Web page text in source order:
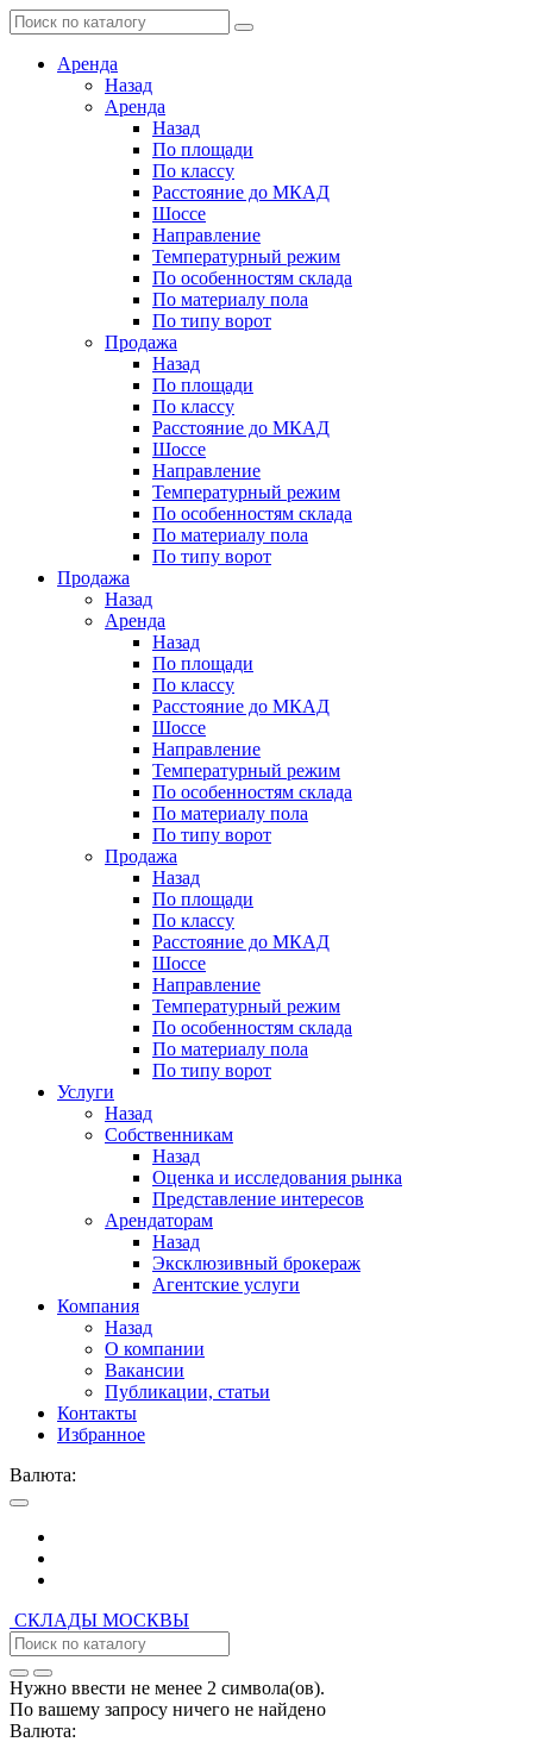
Аренда
Назад
Аренда
Назад
По площади
По классу
Расстояние до МКАД
Шоссе
Направление
Температурный режим
По особенностям склада
По материалу пола
По типу ворот
Продажа
Назад
По площади
По классу
Расстояние до МКАД
Шоссе
Направление
Температурный режим
По особенностям склада
По материалу пола
По типу ворот
Продажа
Назад
Аренда
Назад
По площади
По классу
Расстояние до МКАД
Шоссе
Направление
Температурный режим
По особенностям склада
По материалу пола
По типу ворот
Продажа
Назад
По площади
По классу
Расстояние до МКАД
Шоссе
Направление
Температурный режим
По особенностям склада
По материалу пола
По типу ворот
Услуги
Назад
Собственникам
Назад
Оценка и исследования рынка
Представление интересов
Арендаторам
Назад
Эксклюзивный брокераж
Агентские услуги
Компания
Назад
О компании
Вакансии
Публикации, статьи
Контакты
Избранное
Валюта:
СКЛАДЫ МОСКВЫ
Нужно ввести не менее 2 символа(ов).
По вашему запросу ничего не найдено
Валюта: